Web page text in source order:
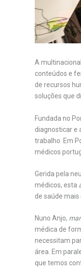
A
conteúdos e
de recursos
soluções que
Fundada no
diagnosticar e
trabalho. Em
médicos
Gerida pela
médicos, esta
de saúde mais
Nuno Anjo,
médica de
necessitam
área. Em
que temos